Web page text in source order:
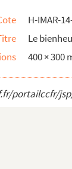
H-IMAR-
Le
400 × 300
portailccfr/